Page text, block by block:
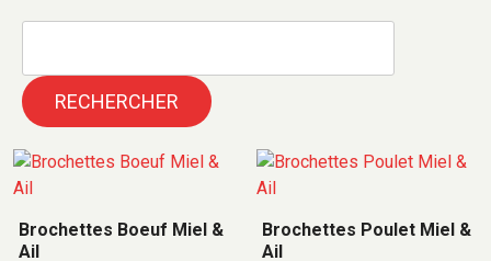
RECHERCHER
Brochettes Boeuf Miel &
Ail
Brochettes Poulet Miel &
Ail